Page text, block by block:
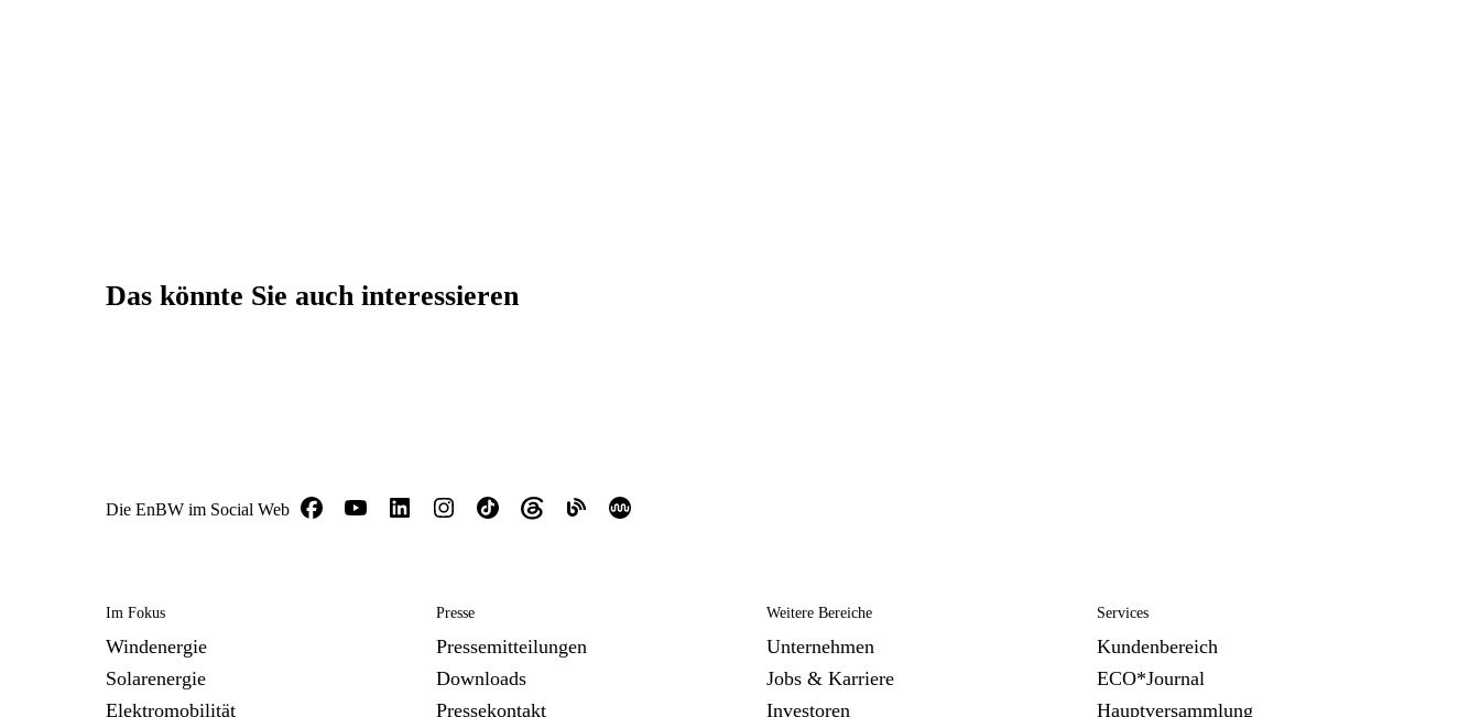
Das könnte Sie auch interessieren
Die EnBW im Social Web
Im Fokus
Windenergie
Solarenergie
Elektromobilität
Presse
Pressemitteilungen
Downloads
Pressekontakt
Weitere Bereiche
Unternehmen
Jobs & Karriere
Investoren
Services
Kundenbereich
ECO*Journal
Hauptversammlung